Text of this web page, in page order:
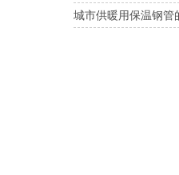
城市供暖用保温钢管